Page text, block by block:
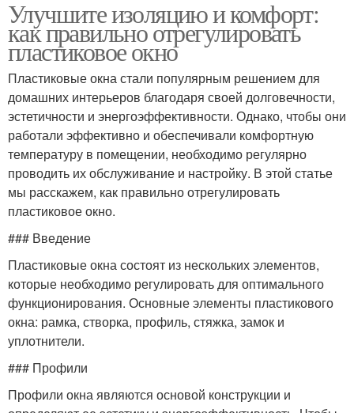
Улучшите изоляцию и комфорт:
как правильно отрегулировать
пластиковое окно
Пластиковые окна стали популярным решением для
домашних интерьеров благодаря своей долговечности,
эстетичности и энергоэффективности. Однако, чтобы они
работали эффективно и обеспечивали комфортную
температуру в помещении, необходимо регулярно
проводить их обслуживание и настройку. В этой статье
мы расскажем, как правильно отрегулировать
пластиковое окно.
### Введение
Пластиковые окна состоят из нескольких элементов,
которые необходимо регулировать для оптимального
функционирования. Основные элементы пластикового
окна: рамка, створка, профиль, стяжка, замок и
уплотнители.
### Профили
Профили окна являются основой конструкции и